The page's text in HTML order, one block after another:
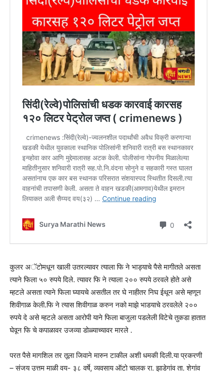
कुलर अॅटोमधून खाली उतरल्यावर त्याला फि ने भाड्याचे पैसे मागीतले असता
त्याने फिला ५० रुपये दिले. त्यावर फि ने त्याला २०० रुपये ठरवले होते असे
म्हटले असता त्याने फिला घ्यायचे असतील तर घे नाहीतर निघ ईथून असे म्हणून
शिवीगाळ केली.फि ने त्यास शिवीगाळ करुन नको माझे भाडयाचे ठरवलेले २००
रुपये दे असे म्हटले असता आरोपी याने फिला बाजुला पडलेली विटेचे तुकडा हातात
घेवून फि चे कपाळावर उजव्या डोळ्याच्यावर मारले .
परत पैसे मागशिल तर तूला जिवाने मारुन टाकील अशी धमकी दिली.या प्रकरणी
– संजय उत्तम माळी वय- ३८ वर्षे, व्यवसाय ऑटो चालक रा. झाडेगांव ता. शेगांव